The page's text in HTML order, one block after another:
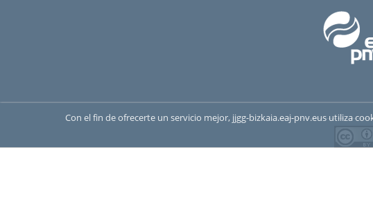
Con el fin de ofrecerte un servicio mejor, jjgg-bizkaia.eaj-pnv.eus utiliza